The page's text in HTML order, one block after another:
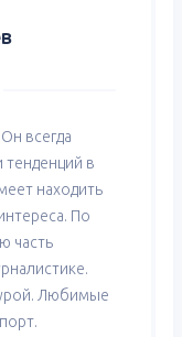
всегда
тенденций в
находить
По
часть
Любимые